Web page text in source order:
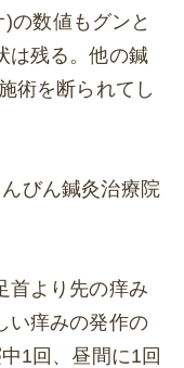
の数値もグンと
は残る。他の鍼
術を断られてし
びん鍼灸治療院
首より先の痒み
い痒みの発作の
1回、昼間に1回